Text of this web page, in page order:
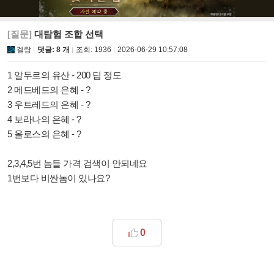
[질문] 대탐험 조합 선택
겔랑 댓글: 8 개 조회: 1936 2026-06-29 10:57:08
1 알두르의 유산 - 200 딥 정도
2 메드베드의 은혜 - ?
3 우트레드의 은혜 - ?
4 보라나의 은혜 - ?
5 올로스의 은혜 - ?
2,3,4,5번 놈들 가격 검색이 안되네요
1번보다 비싼놈이 있나요?
0